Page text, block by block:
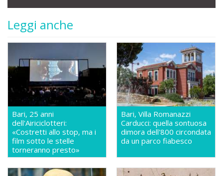
Leggi anche
Bari, 25 anni
dell'Airiciclotteri:
«Costretti allo stop, ma i
film sotto le stelle
torneranno presto»
Bari, Villa Romanazzi
Carducci: quella sontuosa
dimora dell'800 circondata
da un parco fiabesco